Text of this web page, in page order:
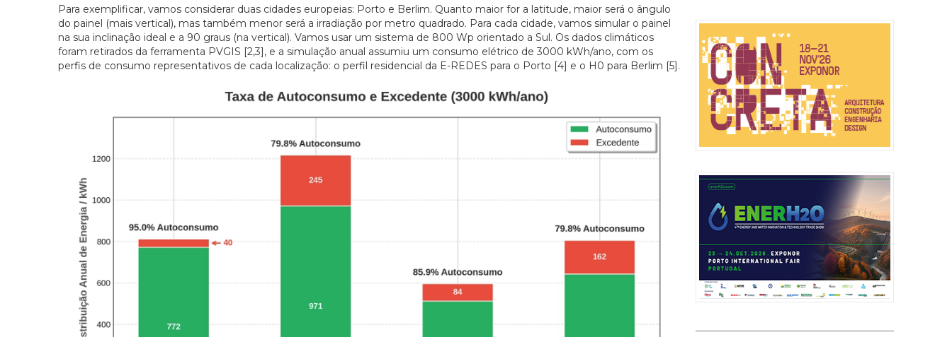
Para exemplificar, vamos considerar duas cidades europeias: Porto e Berlim. Quanto maior for a latitude, maior será o ângulo
do painel (mais vertical), mas também menor será a irradiação por metro quadrado. Para cada cidade, vamos simular o painel
na sua inclinação ideal e a 90 graus (na vertical). Vamos usar um sistema de 800 Wp orientado a Sul. Os dados climáticos
foram retirados da ferramenta PVGIS [2,3], e a simulação anual assumiu um consumo elétrico de 3000 kWh/ano, com os
perfis de consumo representativos de cada localização: o perfil residencial da E-REDES para o Porto [4] e o H0 para Berlim [5].